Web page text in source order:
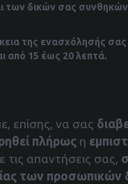
των δικών σας
της ενασχόλησής
από 15 έως 20 λεπτά.
επίσης, να σας
πλήρως η
τις απαντήσεις σας,
των προσωπικών